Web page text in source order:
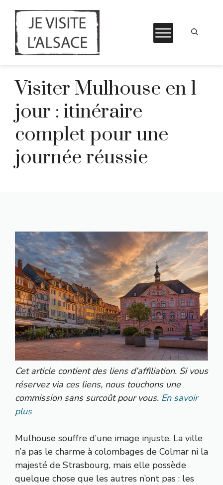
contenuVisiter Mulhouse en 1
jour : itinéraire
complet pour une
journée réussie
Cet article contient des liens d’affiliation. Si vous
réservez via ces liens, nous touchons une
commission sans surcoût pour vous. En savoir
plus
Mulhouse souffre d’une image injuste. La ville
n’a pas le charme à colombages de Colmar ni la
majesté de Strasbourg, mais elle possède
quelque chose que les autres n’ont pas : les